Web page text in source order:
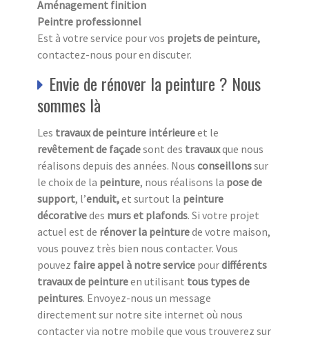
Aménagement finition
Peintre professionnel
Est à votre service pour vos projets de peinture,
contactez-nous pour en discuter.
Envie de rénover la peinture ? Nous
sommes là
Les travaux de peinture intérieureet le
revêtement de façadesont des travauxque nous
réalisons depuis des années. Nous conseillonssur
le choix de la peinture, nous réalisons la pose de
support, l’enduit,et surtout la peinture
décorativedes murs et plafonds. Si votre projet
actuel est de rénover la peinturede votre maison,
vous pouvez très bien nous contacter. Vous
pouvez faire appel à notre service pourdifférents
travaux de peintureen utilisant tous types de
peintures. Envoyez-nous un message
directement sur notre site internet où nous
contacter via notre mobile que vous trouverez sur